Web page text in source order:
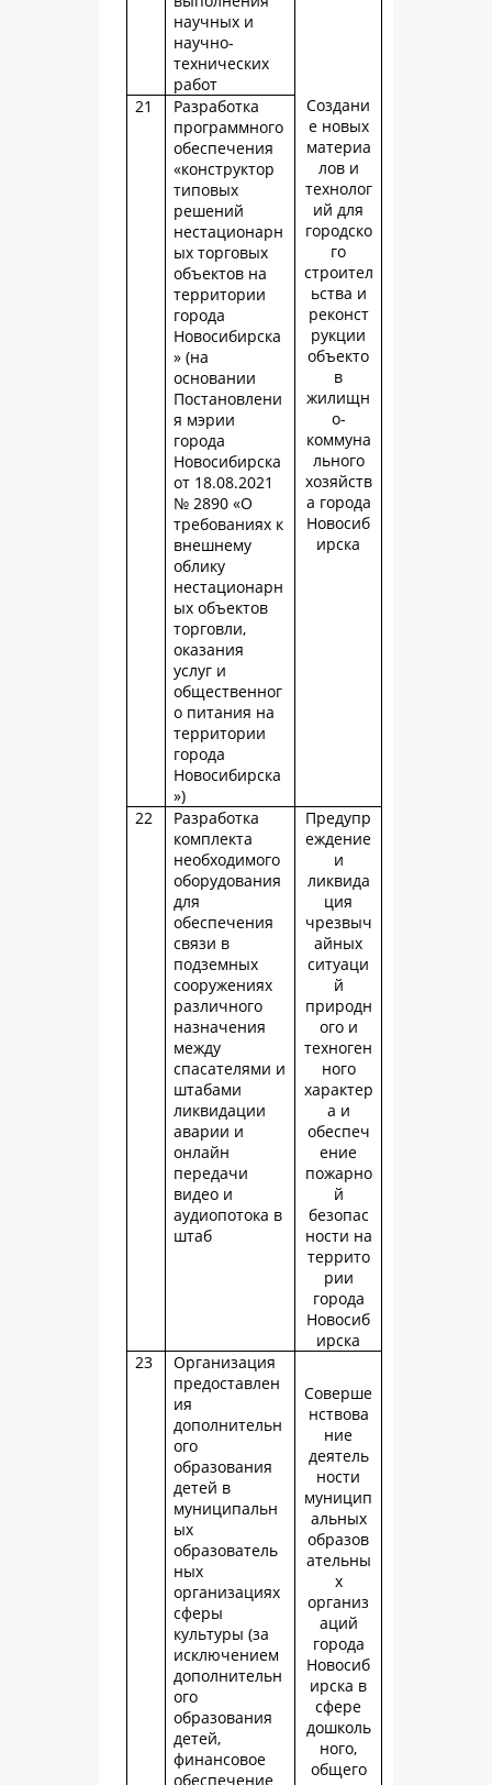
научных и
научно-
технических
работ
Создани
е новых
материа
лов и
технолог
ий для
городско
го
строител
ьства и
реконст
рукции
объекто
в
жилищн
о-
коммуна
льного
хозяйств
а города
Новосиб
ирска
21
Разработка
программного
обеспечения
«конструктор
типовых
решений
нестационарн
ых торговых
объектов на
территории
города
Новосибирска
» (на
основании
Постановлени
я мэрии
города
Новосибирска
от 18.08.2021
№ 2890 «О
требованиях к
внешнему
облику
нестационарн
ых объектов
торговли,
оказания
услуг и
общественног
о питания на
территории
города
Новосибирска
»)
22
Разработка
комплекта
необходимого
оборудования
для
обеспечения
связи в
подземных
сооружениях
различного
назначения
между
спасателями и
штабами
ликвидации
аварии и
онлайн
передачи
видео и
аудиопотока в
штаб
Предупр
еждение
и
ликвида
ция
чрезвыч
айных
ситуаци
й
природн
ого и
техноген
ного
характер
а и
обеспеч
ение
пожарно
й
безопас
ности на
террито
рии
города
Новосиб
ирска
23
Организация
предоставлен
ия
дополнительн
ого
образования
детей в
муниципальн
ых
образователь
ных
организациях
сферы
культуры (за
исключением
дополнительн
ого
образования
детей,
финансовое
обеспечение
Соверше
нствова
ние
деятель
ности
муницип
альных
образов
ательны
х
организ
аций
города
Новосиб
ирска в
сфере
дошколь
ного,
общего